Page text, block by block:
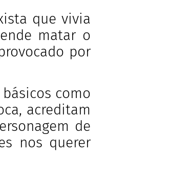
que vivia
matar o
por
como
acreditam
de
nos querer